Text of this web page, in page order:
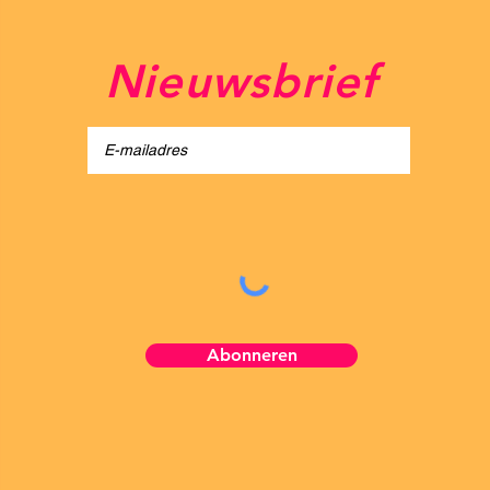
FestivalNieuwsbrief
Abonneren